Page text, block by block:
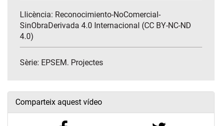
Llicència: Reconocimiento-NoComercial-
SinObraDerivada 4.0 Internacional (CC BY-NC-ND
4.0)
Sèrie: EPSEM. Projectes
Comparteix aquest vídeo